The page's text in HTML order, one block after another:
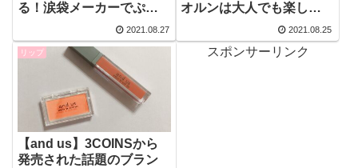
る！涙袋メーカーでぷっ
くり涙袋を作ってみた！
【新作コスメ】
2021.08.27
オルンは大人でも楽しめ
る優秀コスメだった！
【オルンメイク】
2021.08.25
リップ
【and us】3COINSから
発売された話題のブラン
スポンサーリンク